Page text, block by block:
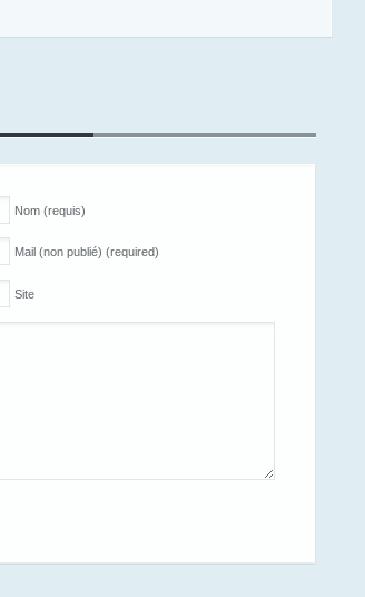
Nom (requis)
Mail (non publié) (required)
Site